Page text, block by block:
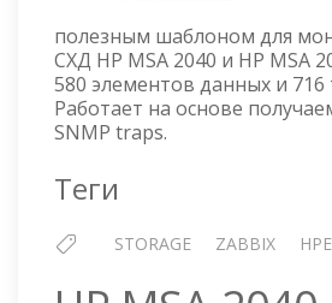
полезным шаблоном для
СХД HP MSA 2040 и HP MSA
580 элементов данных и 716
Работает на основе
SNMP traps.
Теги
STORAGE ZABBIX HPE